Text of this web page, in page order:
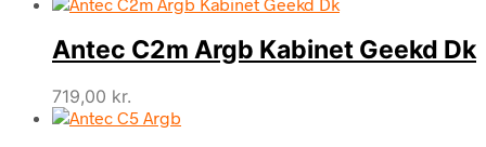
Antec C2m Argb Kabinet Geekd Dk
719,00 kr.